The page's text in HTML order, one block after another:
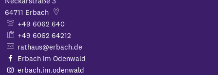
64711 Erbach
+49 6062 640
+49 6062 64212
rathaus@erbach.de
Erbach im Odenwald
erbach.im.odenwald